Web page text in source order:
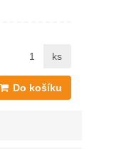
ks
Do košíku